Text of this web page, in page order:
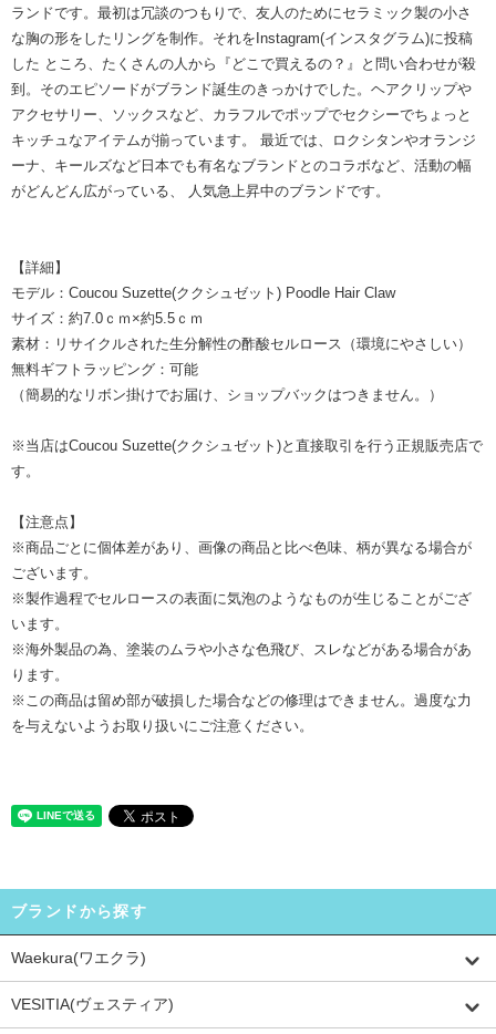
ランドです。最初は冗談のつもりで、友人のためにセラミック製の小さ
な胸の形をしたリングを制作。それをInstagram(インスタグラム)に投稿
した ところ、たくさんの人から『どこで買えるの？』と問い合わせが殺
到。そのエピソードがブランド誕生のきっかけでした。ヘアクリップや
アクセサリー、ソックスなど、カラフルでポップでセクシーでちょっと
キッチュなアイテムが揃っています。 最近では、ロクシタンやオランジ
ーナ、キールズなど日本でも有名なブランドとのコラボなど、活動の幅
がどんどん広がっている、 人気急上昇中のブランドです。
【詳細】
モデル：Coucou Suzette(ククシュゼット) Poodle Hair Claw
サイズ：約7.0ｃｍ×約5.5ｃｍ
素材：リサイクルされた生分解性の酢酸セルロース（環境にやさしい）
無料ギフトラッピング：可能
（簡易的なリボン掛けでお届け、ショップバックはつきません。）
※当店はCoucou Suzette(ククシュゼット)と直接取引を行う正規販売店で
す。
【注意点】
※商品ごとに個体差があり、画像の商品と比べ色味、柄が異なる場合が
ございます。
※製作過程でセルロースの表面に気泡のようなものが生じることがござ
います。
※海外製品の為、塗装のムラや小さな色飛び、スレなどがある場合があ
ります。
※この商品は留め部が破損した場合などの修理はできません。過度な力
を与えないようお取り扱いにご注意ください。
ブランドから探す
Waekura(ワエクラ)
VESITIA(ヴェスティア)